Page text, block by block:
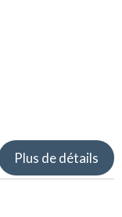
Plus de détails